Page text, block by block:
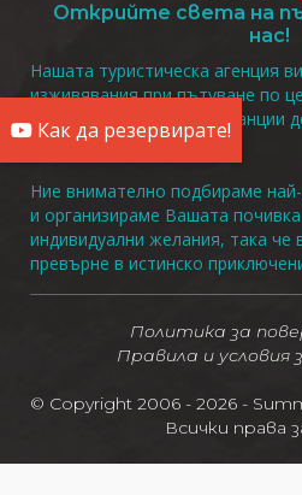
Открийте света на
нас!
Нашата туристическа агенция
изживявания при пътуване по
релаксиращи плажни ваканции
до уникални дестинации.
Ние внимателно подбираме
и организираме Вашата
индивидуални желания, така че
превърне в истинско
© Copyright 2006 - 2026 -
Всички права
Политика за
Правила и условия
Как да резервирате!